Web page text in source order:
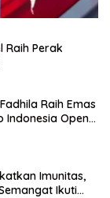
Raih Perak
Raih Emas
Indonesia Open
Imunitas,
Ikuti